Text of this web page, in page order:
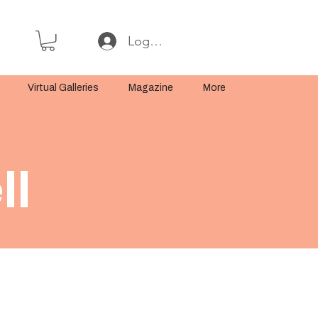
Log In or Sign Up
Virtual Galleries Magazine More